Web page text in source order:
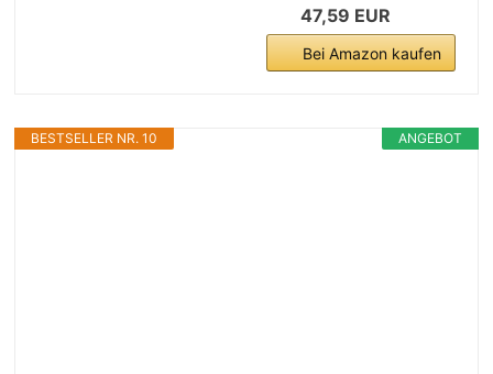
47,59 EUR
Bei Amazon kaufen
ANGEBOT
BESTSELLER NR. 10